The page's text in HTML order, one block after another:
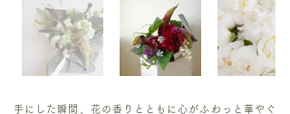
手にした瞬間、花の香りとともに心がふわっと華やぐ